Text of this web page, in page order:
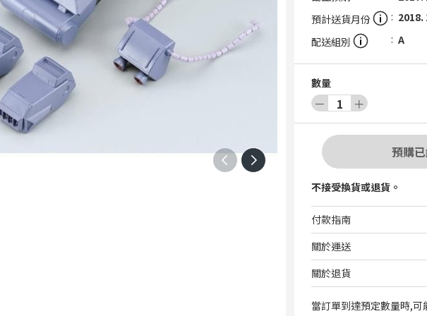
預計送貨月份
2018.
配送組別
A
數量
－ 1 ＋
預購
不接受換貨或退貨。
付款指南
關於運送
關於退貨
當訂單到達預定數量時,